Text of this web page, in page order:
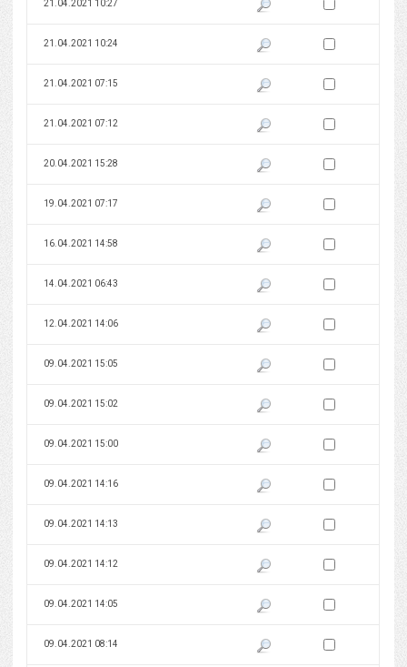
21.04.2021 10:27 Pokaż podgląd wersji z dnia
Zaznacz wersję do
21.04.2021 10:24 Pokaż podgląd wersji z dnia
Zaznacz wersję do
21.04.2021 07:15 Pokaż podgląd wersji z dnia
Zaznacz wersję do
21.04.2021 07:12 Pokaż podgląd wersji z dnia
Zaznacz wersję do
20.04.2021 15:28 Pokaż podgląd wersji z dnia
Zaznacz wersję do
19.04.2021 07:17 Pokaż podgląd wersji z dnia
Zaznacz wersję do
16.04.2021 14:58 Pokaż podgląd wersji z dnia
Zaznacz wersję do
14.04.2021 06:43 Pokaż podgląd wersji z dnia
Zaznacz wersję do
12.04.2021 14:06 Pokaż podgląd wersji z dnia
Zaznacz wersję do
09.04.2021 15:05 Pokaż podgląd wersji z dnia
Zaznacz wersję do
09.04.2021 15:02 Pokaż podgląd wersji z dnia
Zaznacz wersję do
09.04.2021 15:00 Pokaż podgląd wersji z dnia
Zaznacz wersję do
09.04.2021 14:16 Pokaż podgląd wersji z dnia
Zaznacz wersję do
09.04.2021 14:13 Pokaż podgląd wersji z dnia
Zaznacz wersję do
09.04.2021 14:12 Pokaż podgląd wersji z dnia
Zaznacz wersję do
09.04.2021 14:05 Pokaż podgląd wersji z dnia
Zaznacz wersję do
09.04.2021 08:14 Pokaż podgląd wersji z dnia
Zaznacz wersję do